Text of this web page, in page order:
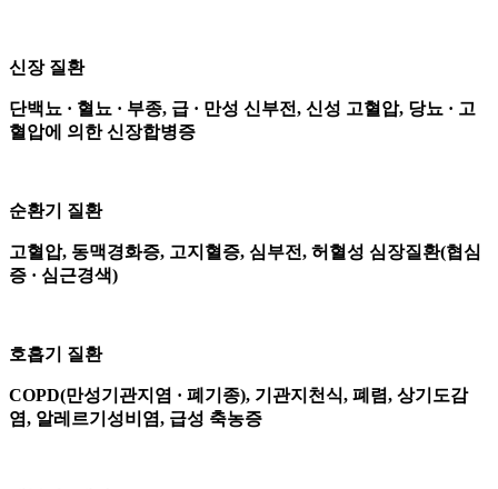
신장 질환
단백뇨 · 혈뇨 · 부종, 급 · 만성 신부전, 신성 고혈압, 당뇨 · 고
혈압에 의한 신장합병증
순환기 질환
고혈압, 동맥경화증, 고지혈증, 심부전, 허혈성 심장질환(협심
증 · 심근경색)
호흡기 질환
COPD(만성기관지염 · 폐기종), 기관지천식, 폐렴, 상기도감
염, 알레르기성비염, 급성 축농증